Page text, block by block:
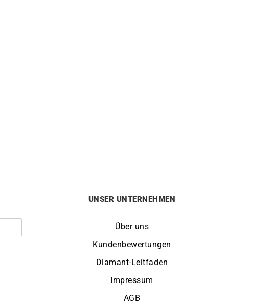
UNSER UNTERNEHMEN
Über uns
Kundenbewertungen
Diamant-Leitfaden
Impressum
AGB